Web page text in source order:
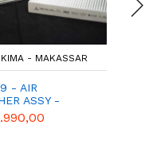
- MAKASSAR
- AIR
ASSY -
UDARA -